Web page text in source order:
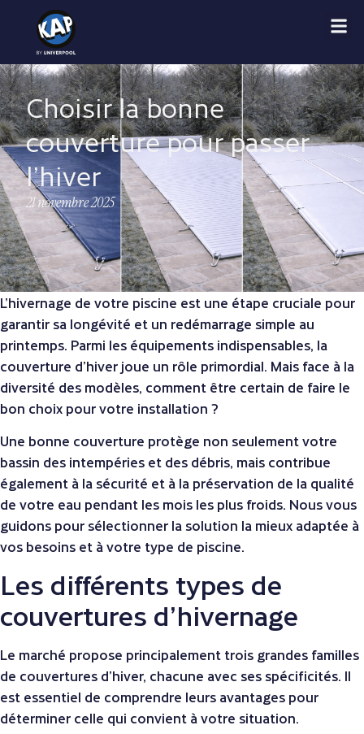
Choisir la bonne
couverture pour passer
l’hiver
21 novembre 2025
L’hivernage de votre piscine est une étape cruciale pour
garantir sa longévité et un redémarrage simple au
printemps. Parmi les équipements indispensables, la
couverture d’hiver joue un rôle primordial. Mais face à la
diversité des modèles, comment être certain de faire le
bon choix pour votre installation ?
Une bonne couverture protège non seulement votre
bassin des intempéries et des débris, mais contribue
également à la sécurité et à la préservation de la qualité
de votre eau pendant les mois les plus froids. Nous vous
guidons pour sélectionner la solution la mieux adaptée à
vos besoins et à votre type de piscine.
Les différents types de
couvertures d’hivernage
Le marché propose principalement trois grandes familles
de couvertures d’hiver, chacune avec ses spécificités. Il
est essentiel de comprendre leurs avantages pour
déterminer celle qui convient à votre situation.